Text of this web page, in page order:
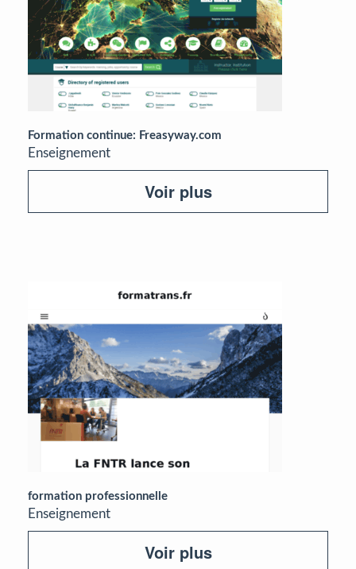
Formation continue: Freasyway.com
Enseignement
Voir plus
formation professionnelle
Enseignement
Voir plus